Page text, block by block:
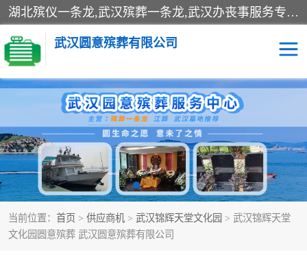
湖北殡仪一条龙,武汉殡葬一条龙,武汉办丧事服务专理红白佛事、病人临终关怀、医院或家中老人去世穿寿衣、灵车遗体接运、殡仪馆告别厅预约、办理火葬场手续、民俗丧事策划、遗体告别仪式、民俗礼仪服务、殡葬礼仪策划、陵园墓位导购、寺庙塔位择吉、往生功德策划、民俗功德策划、异地殡葬礼仪服务、异地骨灰接送返乡
武汉圆意殡葬有限公司
当前位置： 首页 > 供应商机 > 武汉锦辉天堂文化园 > 武汉锦辉天堂
文化园圆意殡葬 武汉圆意殡葬有限公司
殡葬一条龙服务 江葬一条龙服务
武汉锦辉天堂文化园 仙鹤湖湿地公园
长乐园陵园 万福净土陵园
武汉市阳逻九龙宫陵园 石门峰人文纪念园